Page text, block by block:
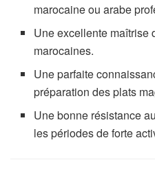
marocaine ou arabe
Une excellente maîtrise
marocaines.
Une parfaite
préparation des plats
Une bonne résistance
les périodes de forte